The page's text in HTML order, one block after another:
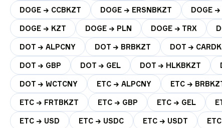
DOGE → CCBKZT DOGE → ERSNBKZT DOGE →
DOGE → KZT DOGE → PLN DOGE → TRX
DOT → ALPCNY DOT → BRBKZT DOT →
DOT → GBP DOT → GEL DOT → HLKBKZT
DOT → WCTCNY ETC → ALPCNY ETC →
ETC → FRTBKZT ETC → GBP ETC → GEL
ETC → USD ETC → USDC ETC → USDT